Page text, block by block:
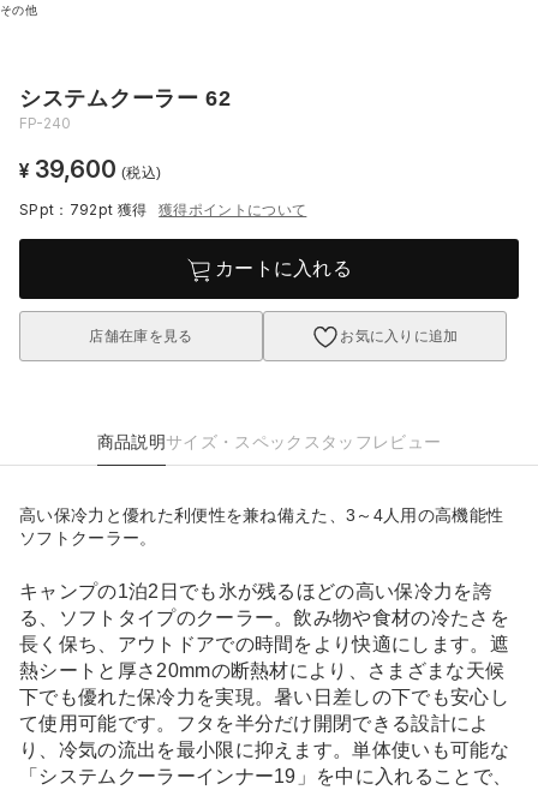
その他
システムクーラー 62
FP-240
¥ 39,600 (税込)
SPpt：792pt 獲得 獲得ポイントについて
カートに入れる
店舗在庫を見る お気に入りに追加
商品説明サイズ・スペック スタッフレビュー
高い保冷力と優れた利便性を兼ね備えた、3～4人用の高機能性
ソフトクーラー。
キャンプの1泊2日でも氷が残るほどの高い保冷力を誇
る、ソフトタイプのクーラー。飲み物や食材の冷たさを
長く保ち、アウトドアでの時間をより快適にします。遮
熱シートと厚さ20mmの断熱材により、さまざまな天候
下でも優れた保冷力を実現。暑い日差しの下でも安心し
て使用可能です。フタを半分だけ開閉できる設計によ
り、冷気の流出を最小限に抑えます。単体使いも可能な
「システムクーラーインナー19」を中に入れることで、